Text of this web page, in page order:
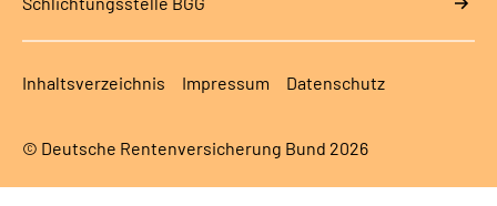
Inhaltsverzeichnis Impressum Datenschutz
© Deutsche Rentenversicherung Bund 2026